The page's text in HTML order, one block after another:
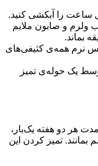
ساعت را آبکشی کنید.
و صابون ملایم
نرم همه‌ی کثیفی‌های
یک حوله‌ی تمیز
هر دو هفته یک‌بار،
تمیز کردن این